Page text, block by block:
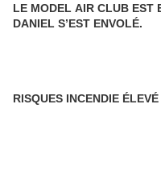
LE MODEL AIR CLUB EST EN DEUIL :
DANIEL S’EST ENVOLÉ.
RISQUES INCENDIE ÉLEVÉ